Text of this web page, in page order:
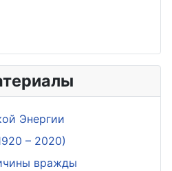
Энергии
– 2020)
вражды